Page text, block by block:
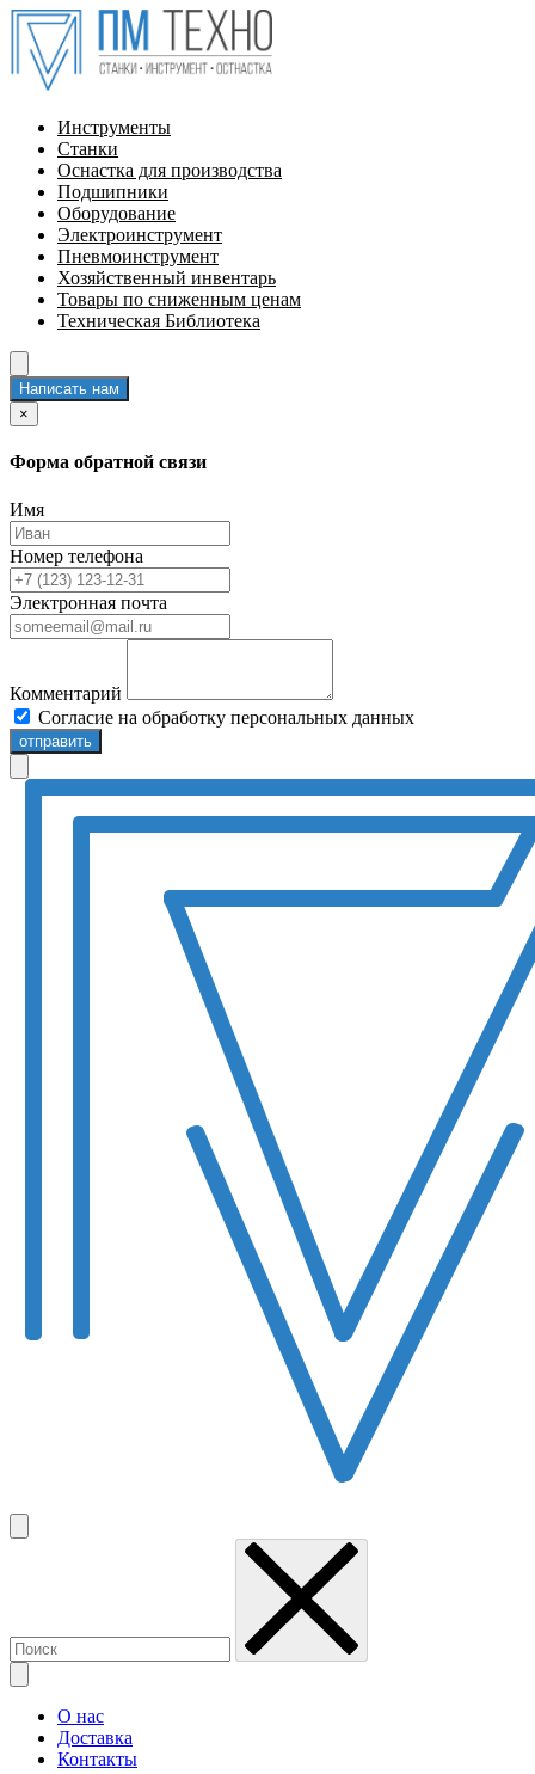
Инструменты
Станки
Оснастка для производства
Подшипники
Оборудование
Электроинструмент
Пневмоинструмент
Хозяйственный инвентарь
Товары по сниженным ценам
Техническая Библиотека
Написать нам
×
Форма обратной связи
Имя
Номер телефона
Электронная почта
Комментарий
Согласие на обработку персональных данных
отправить
О нас
Доставка
Контакты